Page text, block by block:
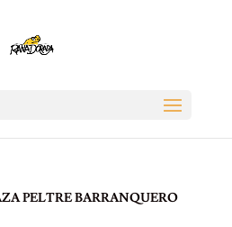
PELTRE BARRANQUERO